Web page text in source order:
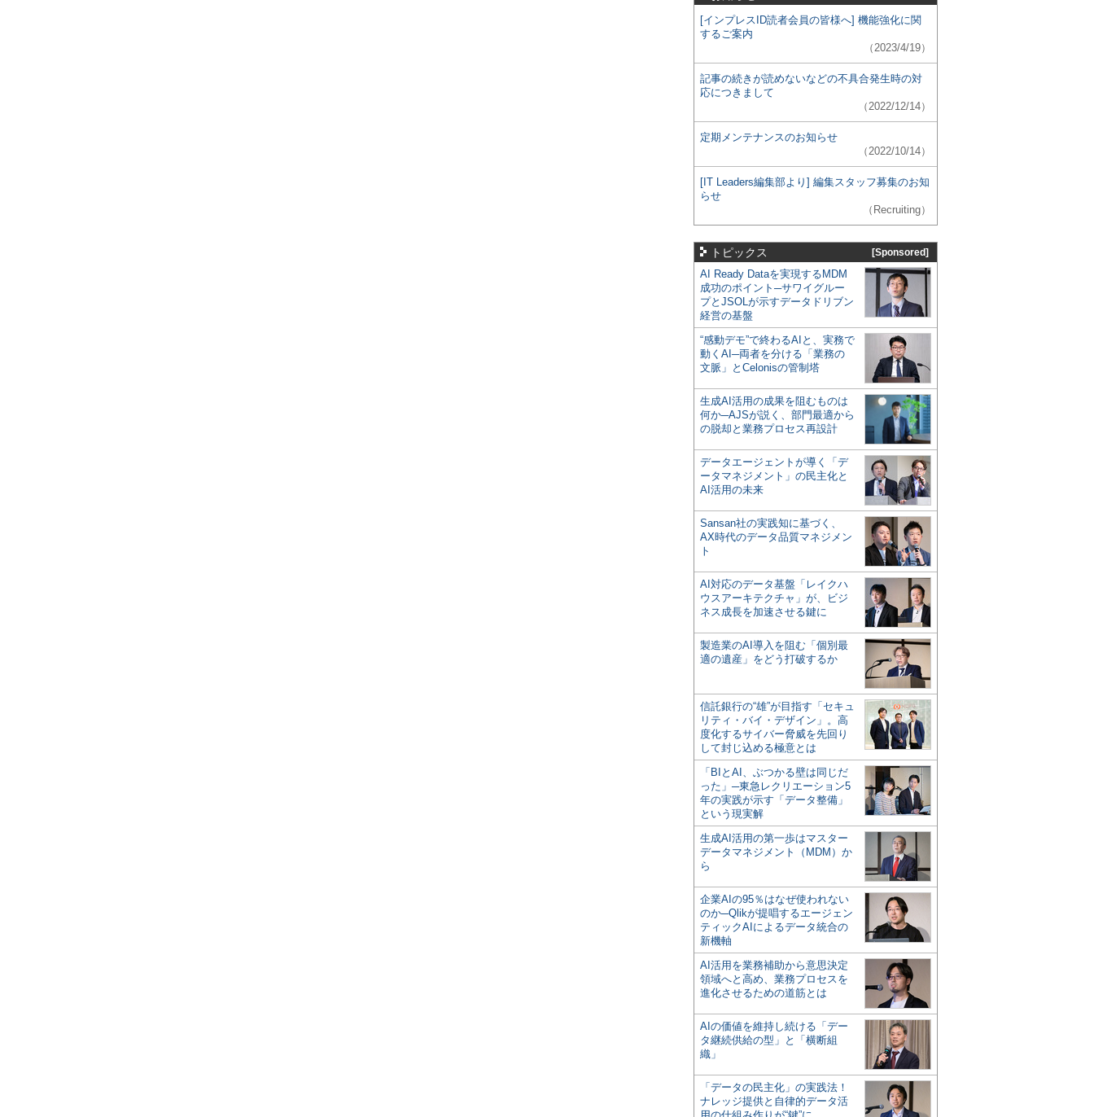
[インプレスID読者会員の皆様へ] 機能強化に関
するご案内
（2023/4/19）
記事の続きが読めないなどの不具合発生時の対
応につきまして
（2022/12/14）
定期メンテナンスのお知らせ
（2022/10/14）
[IT Leaders編集部より] 編集スタッフ募集のお知
らせ
（Recruiting）
トピックス [Sponsored]
AI Ready Dataを実現するMDM
成功のポイント─サワイグルー
プとJSOLが示すデータドリブン
経営の基盤
“感動デモ”で終わるAIと、実務で
動くAI─両者を分ける「業務の
文脈」とCelonisの管制塔
生成AI活用の成果を阻むものは
何か─AJSが説く、部門最適から
の脱却と業務プロセス再設計
データエージェントが導く「デ
ータマネジメント」の民主化と
AI活用の未来
Sansan社の実践知に基づく、
AX時代のデータ品質マネジメン
ト
AI対応のデータ基盤「レイクハ
ウスアーキテクチャ」が、ビジ
ネス成長を加速させる鍵に
製造業のAI導入を阻む「個別最
適の遺産」をどう打破するか
信託銀行の“雄”が目指す「セキュ
リティ・バイ・デザイン」。高
度化するサイバー脅威を先回り
して封じ込める極意とは
「BIとAI、ぶつかる壁は同じだ
った」─東急レクリエーション5
年の実践が示す「データ整備」
という現実解
生成AI活用の第一歩はマスター
データマネジメント（MDM）か
ら
企業AIの95％はなぜ使われない
のか─Qlikが提唱するエージェン
ティックAIによるデータ統合の
新機軸
AI活用を業務補助から意思決定
領域へと高め、業務プロセスを
進化させるための道筋とは
AIの価値を維持し続ける「デー
タ継続供給の型」と「横断組
織」
「データの民主化」の実践法！
ナレッジ提供と自律的データ活